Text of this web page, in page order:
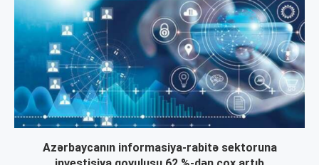
Azərbaycanın informasiya-rabitə sektoruna